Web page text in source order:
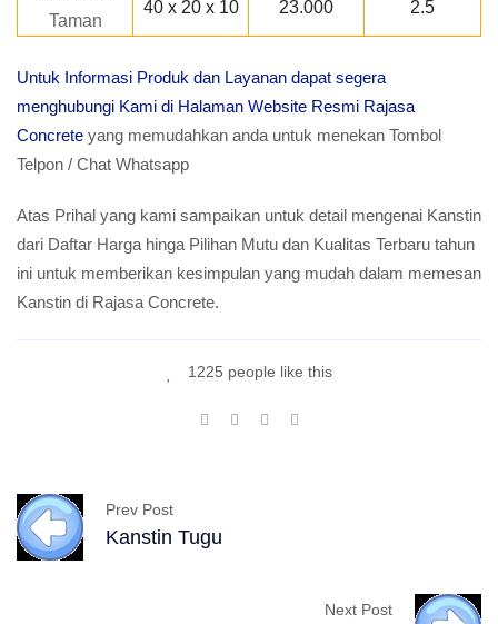
Taman
40 x 20 x 10 23.000 2.5
Untuk Informasi Produk dan Layanan dapat segera
menghubungi Kami di Halaman Website Resmi Rajasa
Concrete yang memudahkan anda untuk menekan Tombol
Telpon / Chat Whatsapp
Atas Prihal yang kami sampaikan untuk detail mengenai Kanstin
dari Daftar Harga hinga Pilihan Mutu dan Kualitas Terbaru tahun
ini untuk memberikan kesimpulan yang mudah dalam memesan
Kanstin di Rajasa Concrete.
1225 people like this
Prev Post
Kanstin Tugu
Next Post